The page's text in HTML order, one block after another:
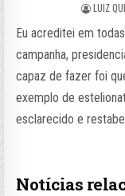
LUIZ
Eu acreditei em
campanha,
capaz de fazer foi
exemplo de
esclarecido e
Notícias